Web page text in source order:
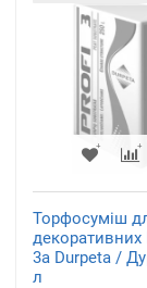
Торфосуміш
декоративних
3a Durpeta /
л